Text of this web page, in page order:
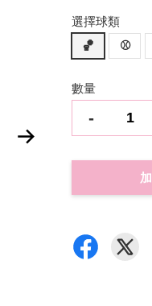
選擇球類
🏀
⚾️
數量
-